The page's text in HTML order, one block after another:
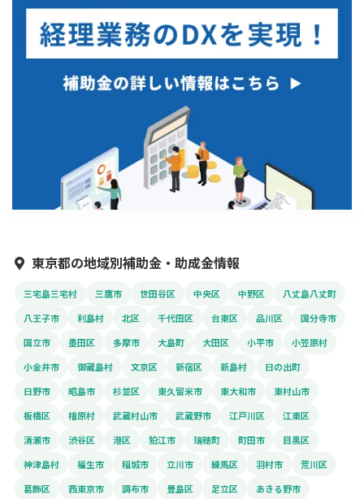
東京都の地域別補助金・助成金情報
三宅島三宅村 三鷹市 世田谷区 中央区 中野区
八丈島八丈町
八王子市
利島村 北区 千代田区 台東区 品川区
国分寺市
国立市
墨田区 多摩市 大島町 大田区 小平市
小笠原村
小金井市
御蔵島村 文京区 新宿区 新島村
日の出町
日野市
昭島市 杉並区 東久留米市 東大和市
東村山市
板橋区
檜原村 武蔵村山市 武蔵野市 江戸川区
江東区
清瀬市
渋谷区 港区 狛江市 瑞穂町 町田市
目黒区
神津島村
福生市 稲城市 立川市 練馬区 羽村市
荒川区
葛飾区
西東京市 調布市 豊島区 足立区
あきる野市